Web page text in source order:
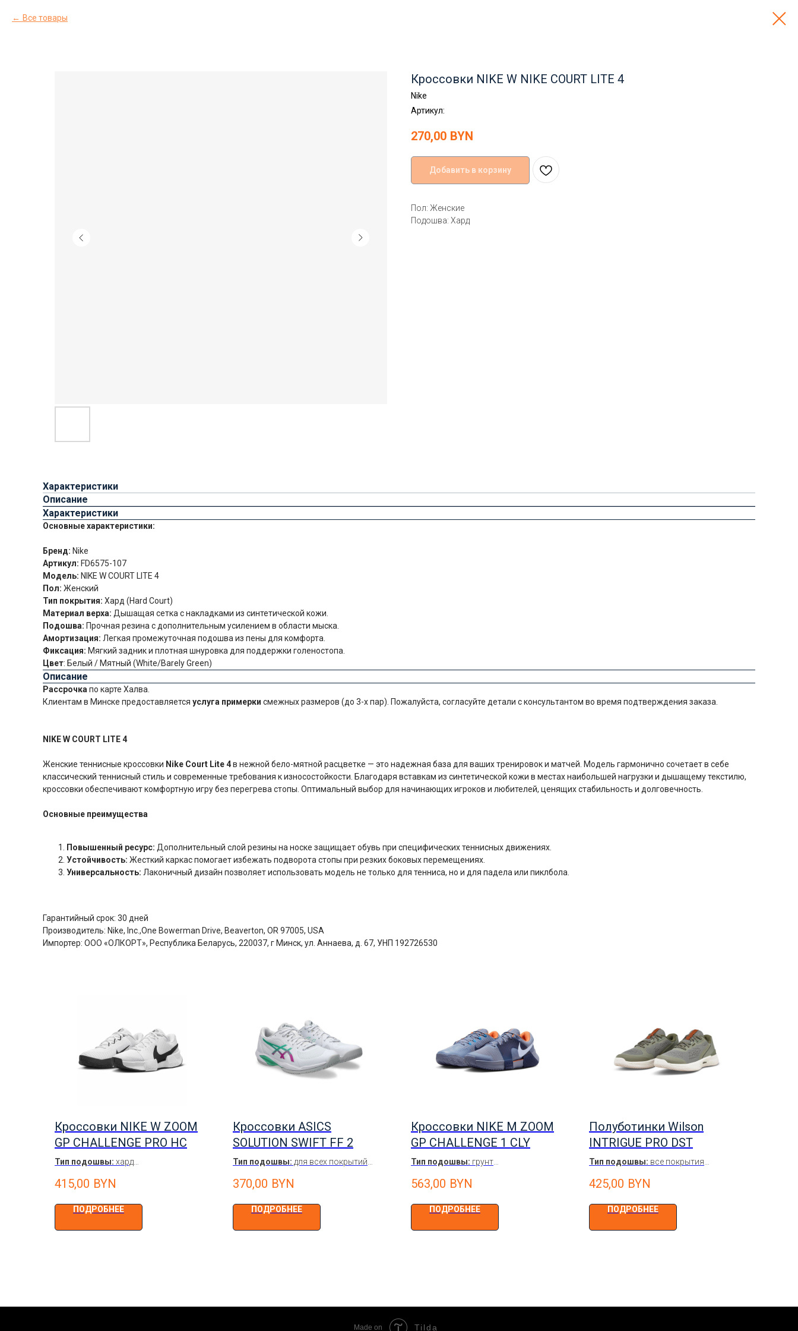
Все товары
Кроссовки NIKE W NIKE COURT LITE 4
Nike
Артикул:
270,00 BYN
Добавить в корзину
Пол: Женские
Подошва: Хард
Характеристики
Описание
Характеристики
Основные характеристики:
Бренд: Nike
Артикул: FD6575-107
Модель: NIKE W COURT LITE 4
Пол: Женский
Тип покрытия: Хард (Hard Court)
Материал верха: Дышащая сетка с накладками из синтетической кожи.
Подошва: Прочная резина с дополнительным усилением в области мыска.
Амортизация: Легкая промежуточная подошва из пены для комфорта.
Фиксация: Мягкий задник и плотная шнуровка для поддержки голеностопа.
Цвет: Белый / Мятный (White/Barely Green)
Описание
Рассрочка по карте Халва.
Клиентам в Минске предоставляется услуга примерки смежных размеров (до 3-х пар). Пожалуйста, согласуйте детали с консультантом во время подтверждения заказа.
NIKE W COURT LITE 4
Женские теннисные кроссовки Nike Court Lite 4в нежной бело-мятной расцветке — это надежная база для ваших тренировок и матчей. Модель гармонично сочетает в себе
классический теннисный стиль и современные требования к износостойкости. Благодаря вставкам из синтетической кожи в местах наибольшей нагрузки и дышащему текстилю,
кроссовки обеспечивают комфортную игру без перегрева стопы. Оптимальный выбор для начинающих игроков и любителей, ценящих стабильность и долговечность.
Основные преимущества
Повышенный ресурс: Дополнительный слой резины на носке защищает обувь при специфических теннисных движениях.
Устойчивость: Жесткий каркас помогает избежать подворота стопы при резких боковых перемещениях.
Универсальность: Лаконичный дизайн позволяет использовать модель не только для тенниса, но и для падела или пиклбола.
Гарантийный срок: 30 дней
Производитель: Nike, Inc.,One Bowerman Drive, Beaverton, OR 97005, USA
Импортер: ООО «ОЛКОРТ», Республика Беларусь, 220037, г Минск, ул. Аннаева, д. 67, УНП 192726530
Кроссовки NIKE W ZOOM
GP CHALLENGE PRO HC
Тип подошвы: хард
Женские
415,00 BYN
ПОДРОБНЕЕ
Кроссовки ASICS
SOLUTION SWIFT FF 2
Тип подошвы: для всех покрытий
Мужские
370,00 BYN
ПОДРОБНЕЕ
Кроссовки NIKE M ZOOM
GP CHALLENGE 1 CLY
Тип подошвы: грунт
Мужские
563,00 BYN
ПОДРОБНЕЕ
Полуботинки Wilson
INTRIGUE PRO DST
Тип подошвы: все покрытия
Коричневый
425,00 BYN
ПОДРОБНЕЕ
Made on Tilda